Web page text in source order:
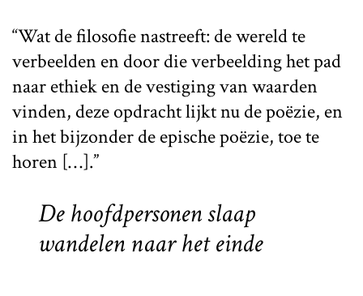
“Wat de filosofie nastreeft: de wereld te
verbeelden en door die verbeelding het pad
naar ethiek en de vestiging van waarden
vinden, deze opdracht lijkt nu de poëzie, en
in het bijzonder de epische poëzie, toe te
horen […].”
De hoofdpersonen slaap
wandelen naar het einde